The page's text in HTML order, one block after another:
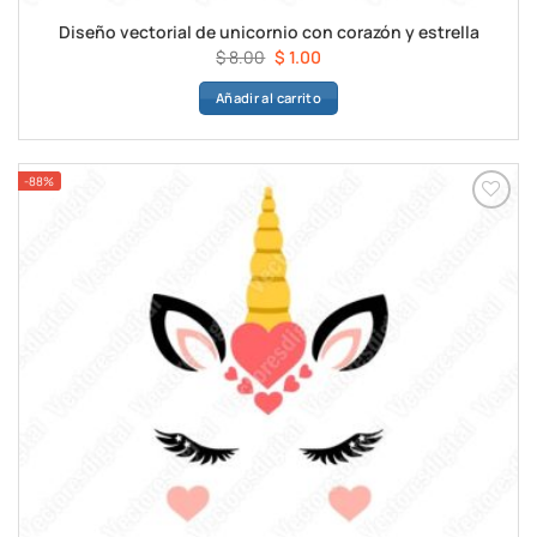
Diseño vectorial de unicornio con corazón y estrella
$8.00 El
precio
original
$ 8.00.
$ 1.00El
precio
actual
$ 1.00.
Añadir al carrito
-88%